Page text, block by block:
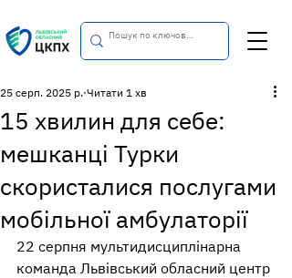
15 хвилин для себе:
мешканці Турки
скористалися послугами
мобільної амбулаторії
25 серп. 2025 р. Читати 1 хв
22 серпня мультидисциплінарна
команда Львівський обласний центр